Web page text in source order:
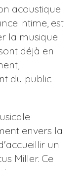
acoustique
intime, est
la musique
déjà en
du public
envers la
un
Miller. Ce